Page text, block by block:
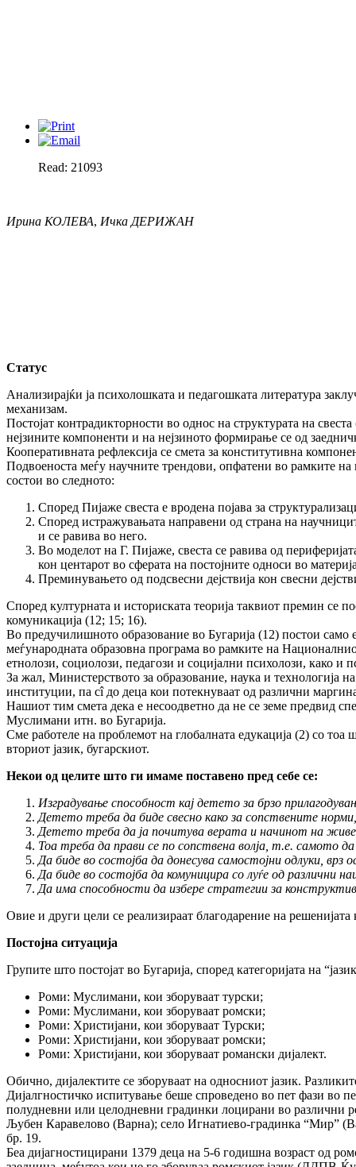
Read: 21093
Ирина КОЛЕВА, Ичка ДЕРИЖАН
Статус
Анализирајќи ја психолошката и педагошката литература
механизам.
Постојат контрадикторности во однос на структурата на
нејзините компоненти и на нејзиното формирање се од
Кооперативната рефлексија се смета за конститутивна
Подвоеноста меѓу научните трендови, опфатени во рамките
состои во следното:
Според Пијаже свеста е вродена појава за
Според истражувањата направени од страна на
и се равива во него.
Во моделот на Г. Пијаже, свеста се равива од
кон центарот во сферата на постојните односи во
Преминувањето од подсвесни дејствија кон свесни
Според културната и историската теорија таквиот премин се
комуникација (12; 15; 16).
Во предучилишното образование во Бугарија (12) постои само
меѓународната образовна програма во рамките на
етнолози, социолози, педагози и социјални психолози, како и
За жал, Министерството за образование, наука и технологија
институции, па сî до деца кои потекнуваат од различни
Нашиот тим смета дека е несоодветно да не се земе предвид
Муслимани итн. во Бугарија.
Сме работеле на проблемот на глобалната едукација (2) со тоа
вториот јазик, бугарскиот.
Некои од целите што ги имаме поставено пред себе се:
Изградување способност кај детето за брзо
Детето треба да биде свесно како за сопствените
Детето треба да ја почитува верата и начинот на
Тоа треба да прави се по сопствена волја, т.е. самото
Да биде во состојба да донесува самостојни одлуки, врз
Да биде во состојба да комуницира со луѓе од различни
Да има способности да избере стратегии за
Овие и други цели се реализираат благодарение на
Постојна ситуација
Групите што постојат во Бугарија, според категоријата на
Роми: Муслимани, кои зборуваат турски;
Роми: Муслимани, кои зборуваат ромски;
Роми: Христијани, кои зборуваат Турски;
Роми: Христијани, кои зборуваат ромски;
Роми: Христијани, кои зборуваат романски дијалект.
Обично, дијалектите се зборуваат на односниот јазик.
Дијалгностичко испитување беше спроведено во пет фази во
полудневни или целодневни градинки лоцирани во различни
Љубен Каравелово (Варна); село Игнатиево-градинка “Мир”
бр. 19.
Беа дијагностицирани 1379 деца на 5-6 годишна возраст од